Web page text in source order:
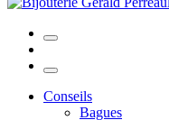
Conseils
Bagues